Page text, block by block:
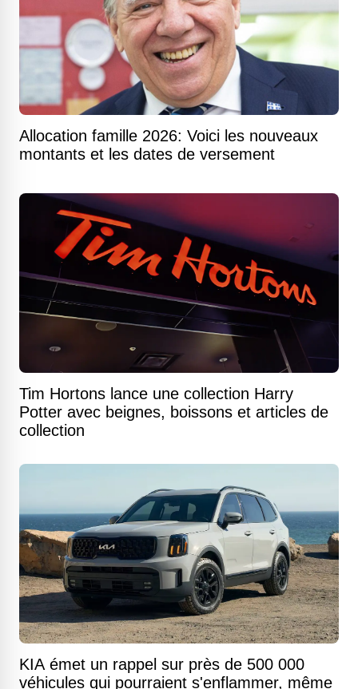
Allocation famille 2026: Voici les nouveaux
montants et les dates de versement
Tim Hortons lance une collection Harry
Potter avec beignes, boissons et articles de
collection
KIA émet un rappel sur près de 500 000
véhicules qui pourraient s'enflammer, même